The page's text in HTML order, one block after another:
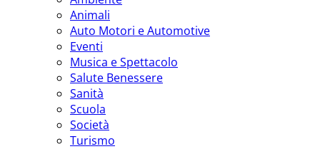
Animali
Auto Motori e Automotive
Eventi
Musica e Spettacolo
Salute Benessere
Sanità
Scuola
Società
Turismo